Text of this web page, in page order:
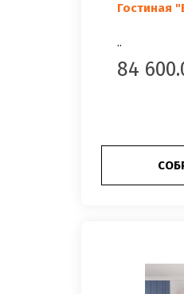
Гостиная
..
84